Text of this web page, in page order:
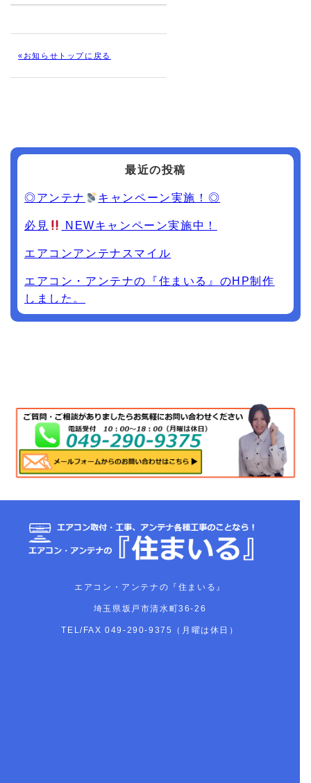
«お知らせトップに戻る
最近の投稿
◎アンテナ キャンペーン実施！◎
必見 NEWキャンペーン実施中！
エアコンアンテナスマイル
エアコン・アンテナの『住まいる』のHP制作
しました。
エアコン・アンテナの『住まいる』
埼玉県坂戸市清水町36-26
TEL/FAX049-290-9375（月曜は休日）